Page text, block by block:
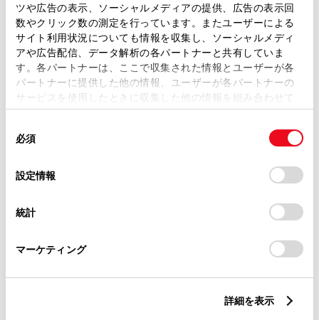
ツや広告の表示、ソーシャルメディアの提供、広告の表示回
数やクリック数の測定を行っています。またユーザーによる
サイト利用状況についても情報を収集し、ソーシャルメディ
アや広告配信、データ解析の各パートナーと共有していま
す。各パートナーは、ここで収集された情報とユーザーが各
パートナーに提供した他の情報、ユーザーが各パートナーの
サービスを使用したときに収集した他の情報を組み合わせて
使用することがあります。当ウェブサイトの使用を続行する
デバイスにすべてのCookie(クッキー)が保存されることに同
意したことになります。Cookie(クッキー)のオプトアウト、
設定の変更、同意を撤回したりするにあたっては、当社の
「Cookie（クッキー）情報の取り扱いについて
」をご覧くだ
必須
設定情報
統計
マーケティング
詳細を表示
必須 市区町村名
必須 丁目番地
任意 建物名